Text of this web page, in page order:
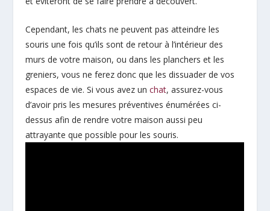
Cependant, les chats ne peuvent pas atteindre les
souris une fois qu’ils sont de retour à l’intérieur des
murs de votre maison, ou dans les planchers et les
greniers, vous ne ferez donc que les dissuader de vos
espaces de vie. Si vous avez unchat, assurez-vous
d’avoir pris les mesures préventives énumérées ci-
dessus afin de rendre votre maison aussi peu
attrayante que possible pour les souris.